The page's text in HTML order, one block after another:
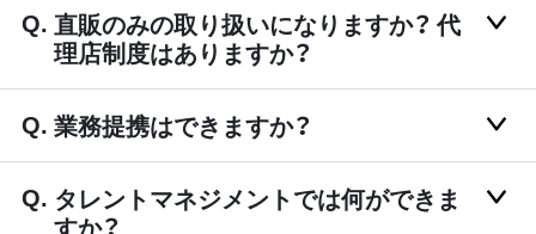
直販のみの取り扱いになりますか？ 代
理店制度はありますか？
業務提携はできますか？
タレントマネジメントでは何ができま
すか？